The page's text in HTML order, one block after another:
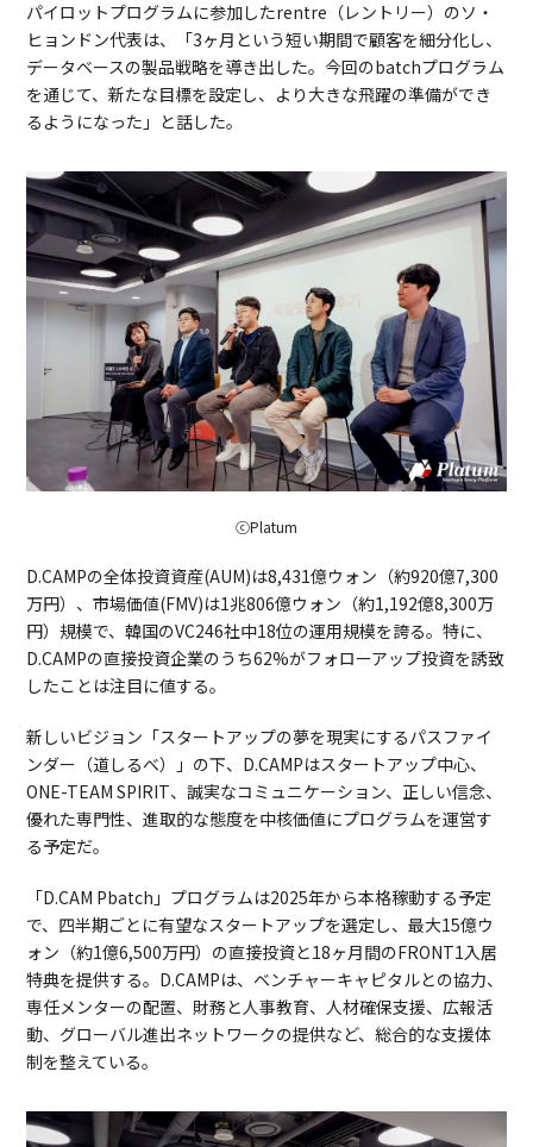
パイロットプログラムに参加したrentre（レントリー）のソ・
ヒョンドン代表は、「3ヶ月という短い期間で顧客を細分化し、
データベースの製品戦略を導き出した。今回のbatchプログラム
を通じて、新たな目標を設定し、より大きな飛躍の準備ができ
るようになった」と話した。
ⓒPlatum
D.CAMPの全体投資資産(AUM)は8,431億ウォン（約920億7,300
万円）、市場価値(FMV)は1兆806億ウォン（約1,192億8,300万
円）規模で、韓国のVC246社中18位の運用規模を誇る。特に、
D.CAMPの直接投資企業のうち62%がフォローアップ投資を誘致
したことは注目に値する。
新しいビジョン「スタートアップの夢を現実にするパスファイ
ンダー（道しるべ）」の下、D.CAMPはスタートアップ中心、
ONE-TEAM SPIRIT、誠実なコミュニケーション、正しい信念、
優れた専門性、進取的な態度を中核価値にプログラムを運営す
る予定だ。
「D.CAM Pbatch」プログラムは2025年から本格稼動する予定
で、四半期ごとに有望なスタートアップを選定し、最大15億ウ
ォン（約1億6,500万円）の直接投資と18ヶ月間のFRONT1入居
特典を提供する。D.CAMPは、ベンチャーキャピタルとの協力、
専任メンターの配置、財務と人事教育、人材確保支援、広報活
動、グローバル進出ネットワークの提供など、総合的な支援体
制を整えている。